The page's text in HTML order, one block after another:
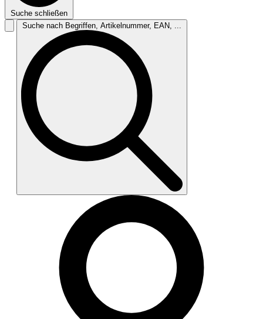
Suche schließen
Suche nach Begriffen, Artikelnummer, EAN, ...